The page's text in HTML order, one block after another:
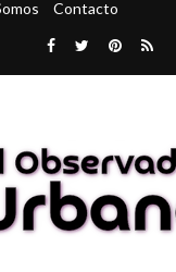
Contacto